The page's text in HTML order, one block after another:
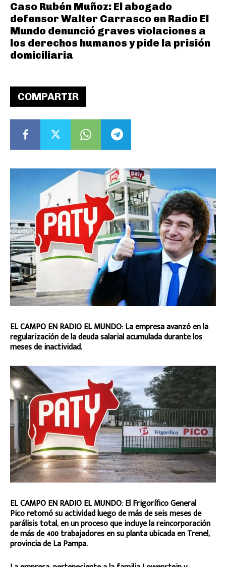
COMPARTIR
EL CAMPO EN RADIO EL MUNDO: La empresa avanzó en la
regularización de la deuda salarial acumulada durante los
meses de inactividad.
EL CAMPO EN RADIO EL MUNDO: El Frigorífico General
Pico retomó su actividad luego de más de seis meses de
parálisis total, en un proceso que incluye la reincorporación
de más de 400 trabajadores en su planta ubicada en Trenel,
provincia de La Pampa.
Caso Rubén Muñoz: El abogado
defensor Walter Carrasco en Radio El
Mundo denunció graves violaciones a
los derechos humanos y pide la prisión
domiciliaria